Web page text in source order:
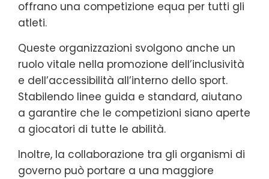
offrano una competizione equa per tutti gli
atleti.
Queste organizzazioni svolgono anche un
ruolo vitale nella promozione dell’inclusività
e dell’accessibilità all’interno dello sport.
Stabilendo linee guida e standard, aiutano
a garantire che le competizioni siano aperte
a giocatori di tutte le abilità.
Inoltre, la collaborazione tra gli organismi di
governo può portare a una maggiore